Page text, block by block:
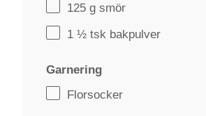
125 g smör
1 ½ tsk bakpulver
Garnering
Florsocker